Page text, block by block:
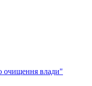
влади"